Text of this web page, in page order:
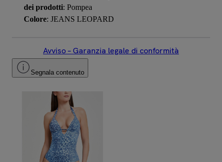
dei prodotti: Pompea
Colore: JEANS LEOPARD
Avviso – Garanzia legale di conformità
Segnala contenuto